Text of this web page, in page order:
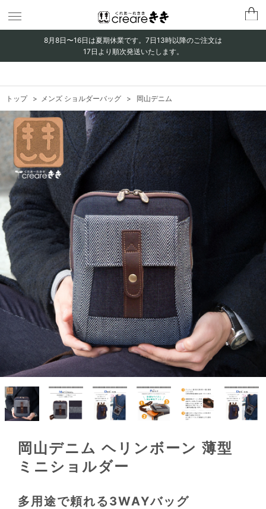
8月8日〜16日は夏期休業です。 7日13時以降のご注文は
17日より順次発送いたします。
トップ メンズ ショルダーバッグ 岡山デニム
岡山デニム ヘリンボーン 薄型
ミニショルダー
多用途で頼れる3WAYバッグ